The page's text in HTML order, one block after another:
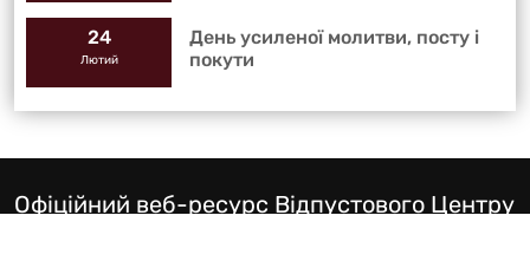
24
Лютий
День усиленої молитви, посту і
покути
Офіційний веб-ресурс Відпустового Центру